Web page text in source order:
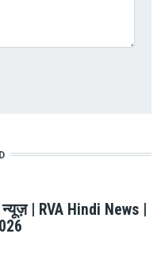
| RVA Hindi News |